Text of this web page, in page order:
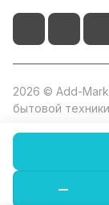
2026 © Add-
бытовой техники